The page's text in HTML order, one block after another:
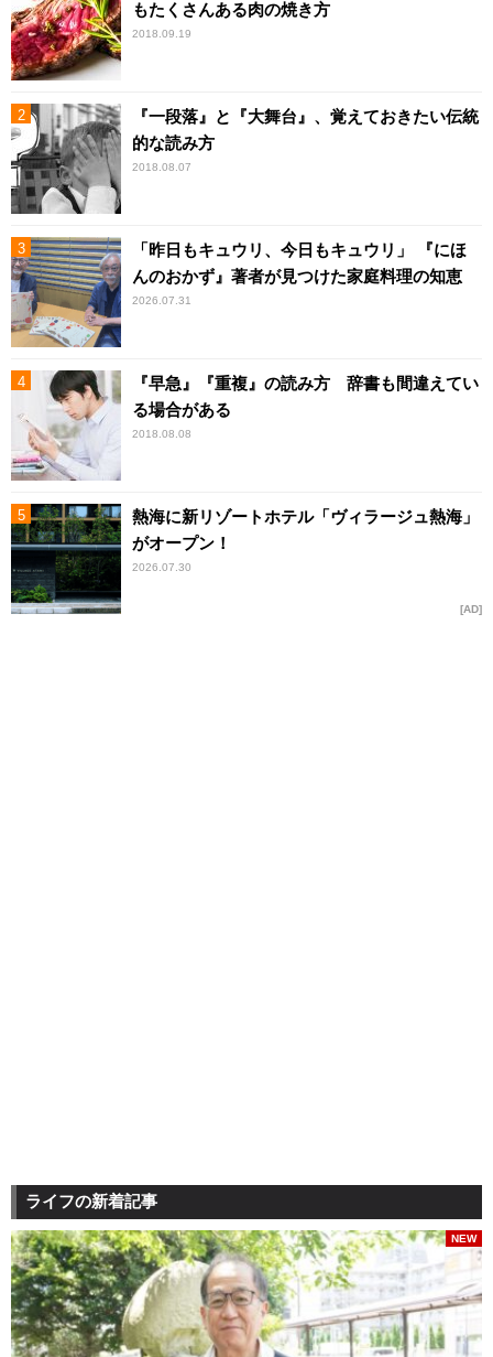
もたくさんある肉の焼き方
2018.09.19
『一段落』と『大舞台』、覚えておきたい伝統
的な読み方
2018.08.07
「昨日もキュウリ、今日もキュウリ」 『にほ
んのおかず』著者が見つけた家庭料理の知恵
2026.07.31
『早急』『重複』の読み方 辞書も間違えてい
る場合がある
2018.08.08
熱海に新リゾートホテル「ヴィラージュ熱海」
がオープン！
2026.07.30
AD
ライフの新着記事
NEW